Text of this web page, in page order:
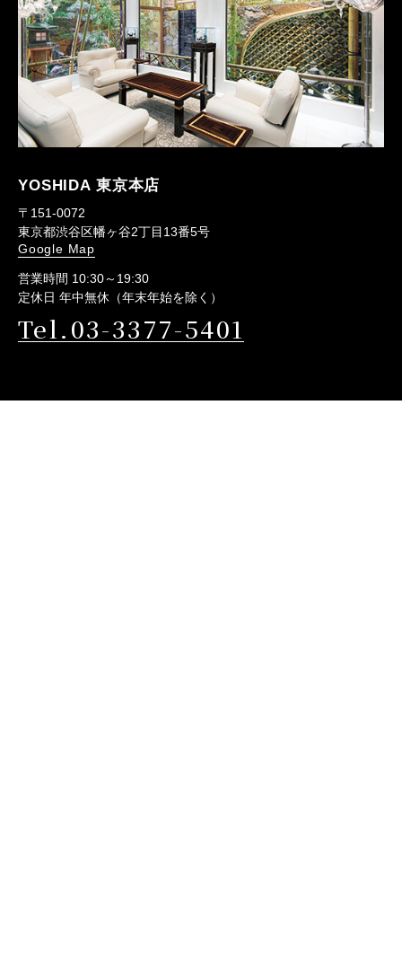
YOSHIDA 東京本店
〒151-0072
東京都渋谷区幡ヶ谷2丁目13番5号
Google Map
営業時間 10:30～19:30
定休日 年中無休（年末年始を除く）
Tel.03-3377-5401